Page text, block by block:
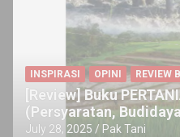
INSPIRASI OPINI REVIEW
[Review] Buku
(Persyaratan,
July 28, 2025 Pak Tani